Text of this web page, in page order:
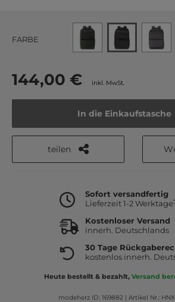
FARBE
144,00 € inkl. MwSt.
In die Einkaufstasche
teilen
Sofort versandfertig
Lieferzeit 1-2 Werktage
Kostenloser Versand
innerh. Deutschlands
30 Tage
kostenlos innerh.
Heute bestellt & bezahlt, Versand
modeherz ID: 169882| Artikel Nr.: